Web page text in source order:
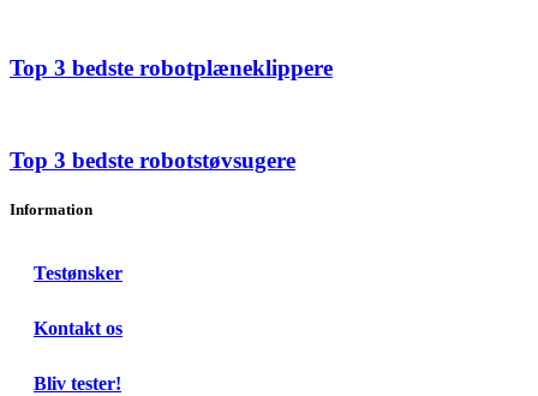
Top 3 bedste robotplæneklippere
Top 3 bedste robotstøvsugere
Information
Testønsker
Kontakt os
Bliv tester!